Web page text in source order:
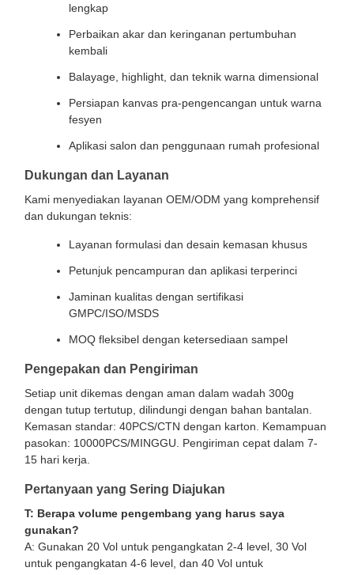
lengkap
Perbaikan akar dan keringanan pertumbuhan
kembali
Balayage, highlight, dan teknik warna dimensional
Persiapan kanvas pra-pengencangan untuk warna
fesyen
Aplikasi salon dan penggunaan rumah profesional
Dukungan dan Layanan
Kami menyediakan layanan OEM/ODM yang komprehensif
dan dukungan teknis:
Layanan formulasi dan desain kemasan khusus
Petunjuk pencampuran dan aplikasi terperinci
Jaminan kualitas dengan sertifikasi
GMPC/ISO/MSDS
MOQ fleksibel dengan ketersediaan sampel
Pengepakan dan Pengiriman
Setiap unit dikemas dengan aman dalam wadah 300g
dengan tutup tertutup, dilindungi dengan bahan bantalan.
Kemasan standar: 40PCS/CTN dengan karton. Kemampuan
pasokan: 10000PCS/MINGGU. Pengiriman cepat dalam 7-
15 hari kerja.
Pertanyaan yang Sering Diajukan
T: Berapa volume pengembang yang harus saya
gunakan?
A: Gunakan 20 Vol untuk pengangkatan 2-4 level, 30 Vol
untuk pengangkatan 4-6 level, dan 40 Vol untuk